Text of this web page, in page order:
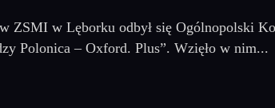
ZSMI w Lęborku odbył się Ogólnopolski
Polonica – Oxford. Plus”. Wzięło w nim...